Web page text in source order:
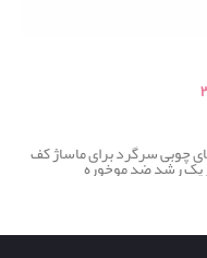
1 دندانه های چوبی سرگرد برای ماساژ کف
رشد ضد موخوره